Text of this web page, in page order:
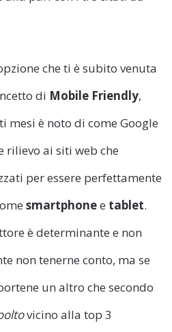
che ti è subito venuta
di Mobile Friendly,
mesi è noto di come Google
ai siti web che
per essere perfettamente
smartphonee tablet.
è determinante e non
non tenerne conto, ma se
un altro che secondo
vicino alla top 3